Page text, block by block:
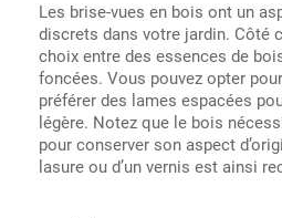
Les brise-vues en bois ont un
discrets dans votre jardin. Côté
choix entre des essences de
foncées. Vous pouvez opter
préférer des lames espacées
légère. Notez que le bois
pour conserver son aspect
lasure ou d’un vernis est ainsi